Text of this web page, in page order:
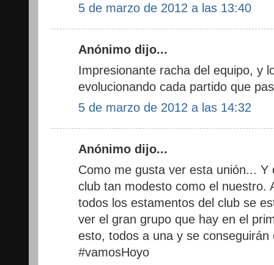
5 de marzo de 2012 a las 13:40
Anónimo dijo...
Impresionante racha del equipo, y
evolucionando cada partido que
5 de marzo de 2012 a las 14:32
Anónimo dijo...
Como me gusta ver esta unión...
club tan modesto como el nuestro.
todos los estamentos del club se
ver el gran grupo que hay en el
esto, todos a una y se conseguirán
#vamosHoyo